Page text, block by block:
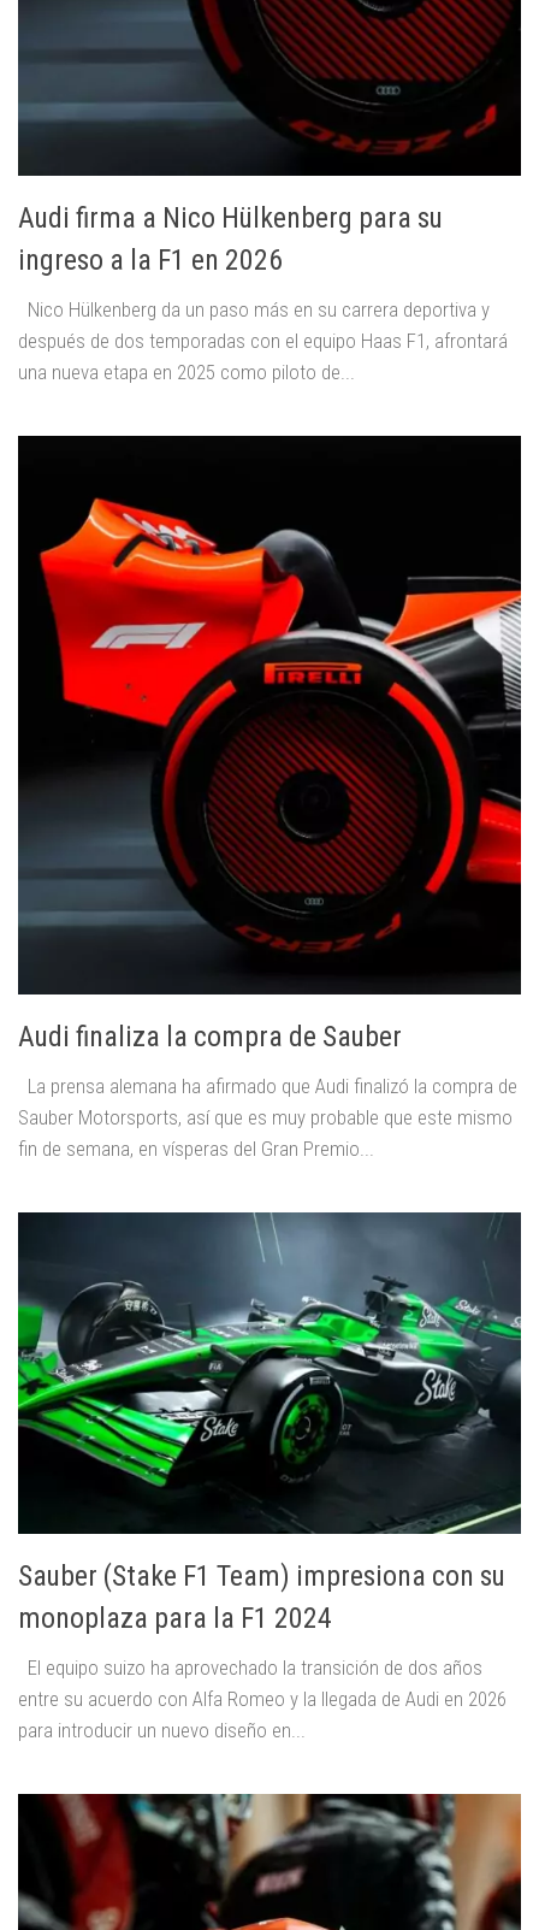
Audi firma a Nico Hülkenberg para su
ingreso a la F1 en 2026
Nico Hülkenberg da un paso más en su carrera deportiva y
después de dos temporadas con el equipo Haas F1, afrontará
una nueva etapa en 2025 como piloto de...
Audi finaliza la compra de Sauber
La prensa alemana ha afirmado que Audi finalizó la compra de
Sauber Motorsports, así que es muy probable que este mismo
fin de semana, en vísperas del Gran Premio...
Sauber (Stake F1 Team) impresiona con su
monoplaza para la F1 2024
El equipo suizo ha aprovechado la transición de dos años
entre su acuerdo con Alfa Romeo y la llegada de Audi en 2026
para introducir un nuevo diseño en...